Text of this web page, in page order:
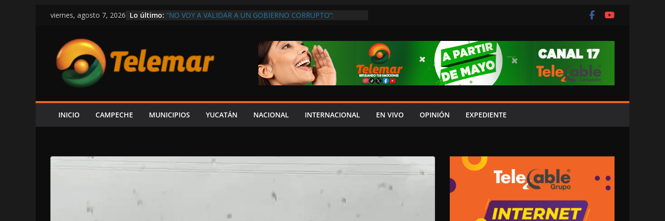
Saltar
contenido
viernes, agosto 7, 2026 Lo último: “NO VOY A VALIDAR A UN GOBIERNO CORRUPTO”:
ATACAR, ACUSA SERGIO SARMIENTO
DIRECTOR DE ARTEC DICE QUE NO SE PUEDEN ELIMINAR
LOS TRANSBORDOS PORQUE “HAY MENOS
CONTAMINACIÓN”
EN LAS TRIPAS DEL JAGUAR: 07 DE AGOSTO DE 2026
EXCLUSIVA CALLE SERRANO DE MADRID, ESPAÑA
INICIO
CAMPECHE MUNICIPIOS YUCATÁN NACIONAL INTERNACIONAL EN VIVO OPINIÓN EXPEDIENTE